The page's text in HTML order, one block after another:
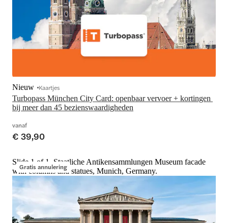
Turbopass München City Card: openbaar vervoer + kortingen
bij meer dan 45 bezienswaardigheden
Nieuw Kaartjes
vanaf
€ 39,90
Gratis annulering
Slide 1 of 1, Staatliche Antikensammlungen Museum facade
with columns and statues, Munich, Germany.